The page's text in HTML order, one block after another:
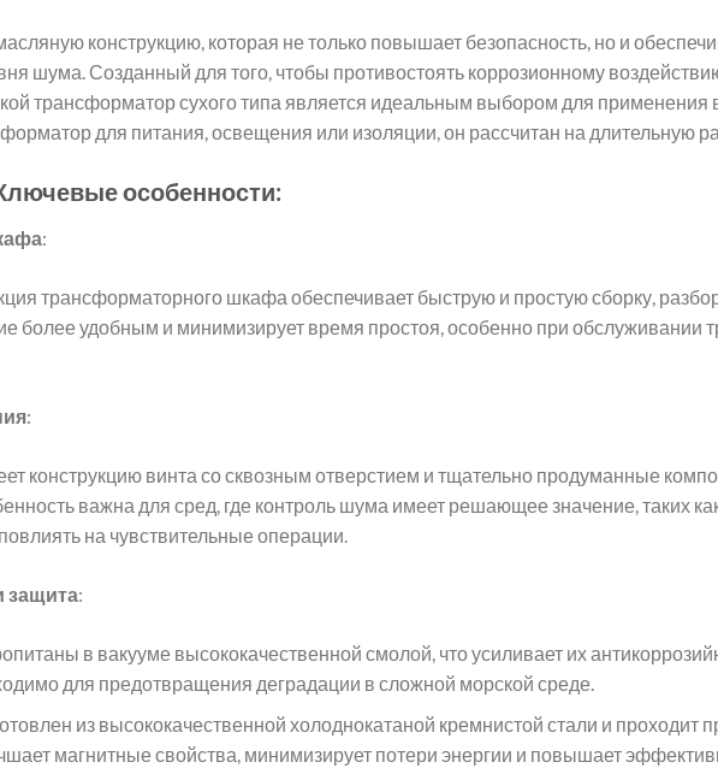
конструкцию, которая не только повышает безопасность, но и
шума. Созданный для того, чтобы противостоять коррозионному
трансформатор сухого типа является идеальным выбором для применения
для питания, освещения или изоляции, он рассчитан на длительную
особенности:
:
трансформаторного шкафа обеспечивает быструю и простую сборку,
более удобным и минимизирует время простоя, особенно при обслуживании
:
конструкцию винта со сквозным отверстием и тщательно продуманные
важна для сред, где контроль шума имеет решающее значение, таких
на чувствительные операции.
защита:
в вакууме высококачественной смолой, что усиливает их
для предотвращения деградации в сложной морской среде.
из высококачественной холоднокатаной кремнистой стали и проходит
магнитные свойства, минимизирует потери энергии и повышает